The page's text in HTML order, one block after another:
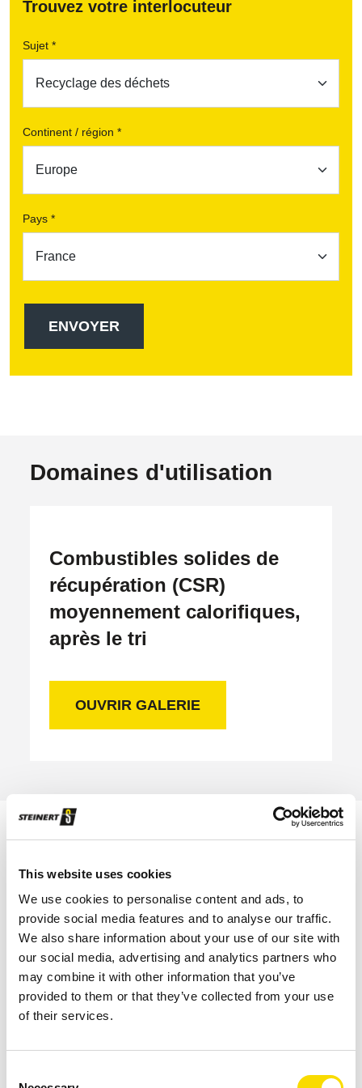
This website uses cookies
We use cookies to personalise content and ads, to
provide social media features and to analyse our traffic.
We also share information about your use of our site with
our social media, advertising and analytics partners who
may combine it with other information that you’ve
provided to them or that they’ve collected from your use
of their services.
Trouvez votre interlocuteur
Sujet *
Continent / région *
Pays *
Domaines d'utilisation
Combustibles solides de
récupération (CSR)
moyennement calorifiques,
après le tri
OUVRIR GALERIE
INFRAROUGE, À COURANTS
DE FOUCAULT ET
MAGNÉTIQUES, SOUS UNE
SEULE RÉGIE